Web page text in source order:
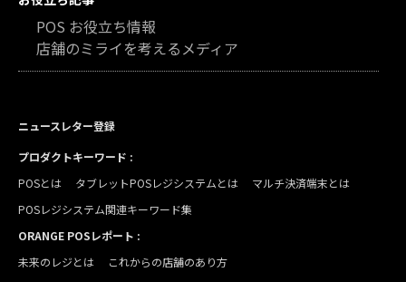
POS お役立ち情報
店舗のミライを考えるメディア
ニュースレター登録
プロダクトキーワード :
POSとは
タブレットPOSレジシステムとは
マルチ決済端末とは
POSレジシステム関連キーワード集
ORANGE POSレポート :
未来のレジとは
これからの店舗のあり方